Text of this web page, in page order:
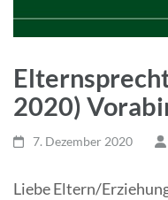
2020)
7. Dezember 2020
Liebe Eltern/